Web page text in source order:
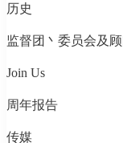
历史
监督团丶委员会及
Join Us
周年报告
传媒